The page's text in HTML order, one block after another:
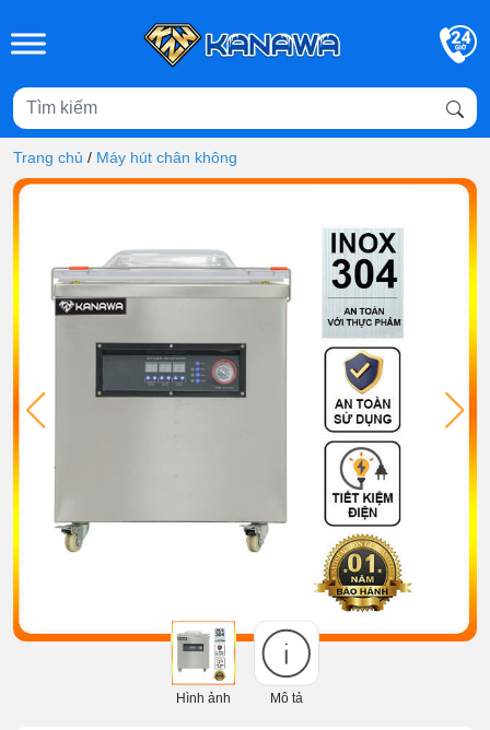
Trang chủ / Máy hút chân không
Hình ảnh Mô tả